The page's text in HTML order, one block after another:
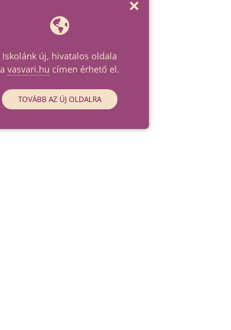
Iskolánk új, hivatalos oldala
a vasvari.hu címen érhető el.
TOVÁBB AZ ÚJ OLDALRA